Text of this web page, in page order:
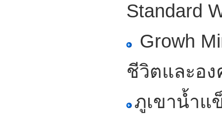
Standard
Growh
ชีวิตและอง
ภูเขาน้ำแ